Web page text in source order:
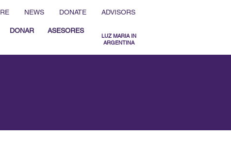
NEWS DONATE ADVISORS
DONAR ASESORES
LUZ MARIA IN
ARGENTINA